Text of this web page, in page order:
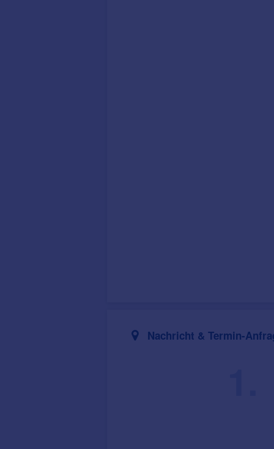
Nachricht & Termin-